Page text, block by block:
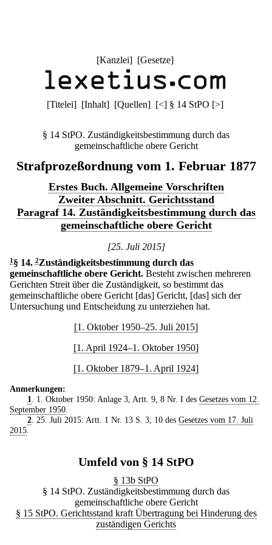
[Kanzlei] [Gesetze]
[Titelei] [Inhalt] [Quellen] [<] § 14 StPO [>]
§ 14 StPO. Zuständigkeitsbestimmung durch das
gemeinschaftliche obere Gericht
Strafprozeßordnung vom 1. Februar 1877
Erstes Buch. Allgemeine Vorschriften
Zweiter Abschnitt. Gerichtsstand
Paragraf 14. Zuständigkeitsbestimmung durch das
gemeinschaftliche obere Gericht
[25. Juli 2015]
1 § 14. 2Zuständigkeitsbestimmung durch das
gemeinschaftliche obere Gericht. Besteht zwischen mehreren
Gerichten Streit über die Zuständigkeit, so bestimmt das
gemeinschaftliche obere Gericht [das] Gericht, [das] sich der
Untersuchung und Entscheidung zu unterziehen hat.
[1. Oktober 1950–25. Juli 2015]
[1. April 1924–1. Oktober 1950]
[1. Oktober 1879–1. April 1924]
Anmerkungen:
1
. 1. Oktober 1950: Anlage 3, Artt. 9, 8 Nr. I des Gesetzes vom 12.
September 1950
2. 25. Juli 2015: Artt. 1 Nr. 13 S. 3, 10 des Gesetzes vom 17. Juli
2015
Umfeld von § 14 StPO
§ 13b StPO
§ 14 StPO. Zuständigkeitsbestimmung durch das
gemeinschaftliche obere Gericht
§ 15 StPO. Gerichtsstand kraft Übertragung bei Hinderung des
zuständigen Gerichts